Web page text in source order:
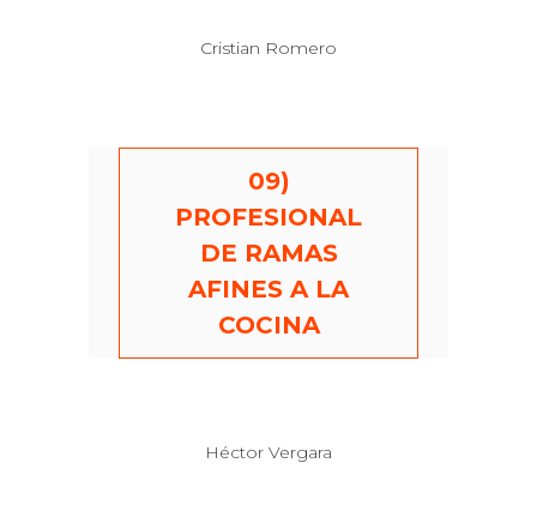
Cristian Romero
09)
PROFESIONAL
DE RAMAS
AFINES A LA
COCINA
Héctor Vergara